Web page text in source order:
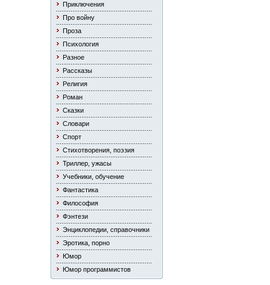
Приключения
Про войну
Проза
Психология
Разное
Рассказы
Религия
Роман
Сказки
Словари
Спорт
Стихотворения, поэзия
Триллер, ужасы
Учебники, обучение
Фантастика
Философия
Фэнтези
Энциклопедии, справочники
Эротика, порно
Юмор
Юмор программистов